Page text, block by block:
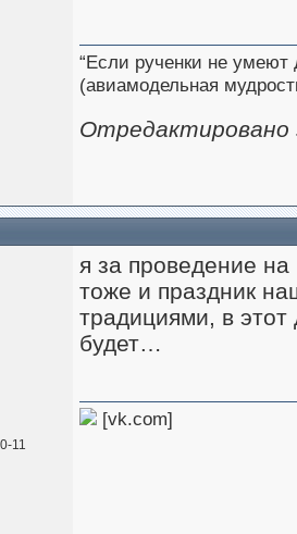
“Если рученки не умеют
(авиамодельная
Отредактировано
11
я за проведение
тоже и праздник
традициями, в
будет…
[vk.com]